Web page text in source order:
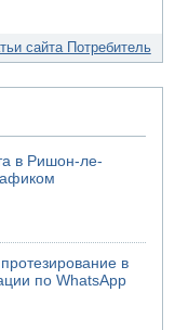
сайта Потребитель
в Ришон-ле-
в
по WhatsApp